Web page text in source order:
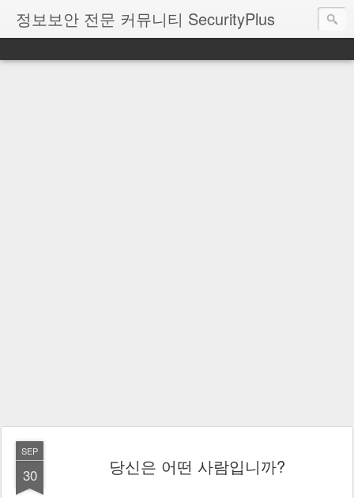
정보보안 전문 커뮤니티 SecurityPlus
SEP
30 당신은 어떤 사람입니까?